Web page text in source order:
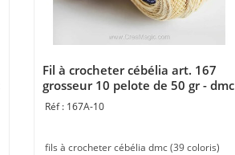
Fil à crocheter cébélia art. 167
grosseur 10 pelote de 50 gr - dmc
167A-10
fils à crocheter cébélia dmc (39 coloris)